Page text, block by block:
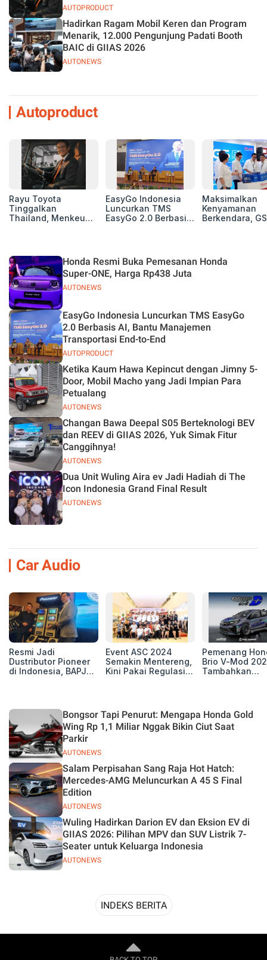
AUTOPRODUCT
AUTONEWS
Hadirkan Ragam Mobil Keren dan Program
Menarik, 12.000 Pengunjung Padati Booth
BAIC di GIIAS 2026
Autoproduct
Rayu Toyota
Tinggalkan
Thailand, Menkeu
Basis Produksi
ASEAN
EasyGo Indonesia
Luncurkan TMS
EasyGo 2.0 Berbasis
Maksimalkan
Kenyamanan
Berkendara,
2026
AUTONEWS
Honda Resmi Buka Pemesanan Honda
Super-ONE, Harga Rp438 Juta
AUTOPRODUCT
EasyGo Indonesia Luncurkan TMS EasyGo
2.0 Berbasis AI, Bantu Manajemen
Transportasi End-to-End
AUTONEWS
Ketika Kaum Hawa Kepincut dengan Jimny 5-
Door, Mobil Macho yang Jadi Impian Para
Petualang
AUTONEWS
Changan Bawa Deepal S05 Berteknologi BEV
dan REEV di GIIAS 2026, Yuk Simak Fitur
Canggihnya!
AUTONEWS
Dua Unit Wuling Aira ev Jadi Hadiah di The
Icon Indonesia Grand Final Result
Car Audio
Resmi Jadi
Dustributor Pioneer
di Indonesia, BAPJ
Event ASC 2024
Semakin Mentereng,
Kini Pakai Regulasi
Pemenang
Brio V-Mod
Tambahkan
AUTONEWS
Bongsor Tapi Penurut: Mengapa Honda Gold
Wing Rp 1,1 Miliar Nggak Bikin Ciut Saat
Parkir
AUTONEWS
Salam Perpisahan Sang Raja Hot Hatch:
Mercedes-AMG Meluncurkan A 45 S Final
Edition
AUTONEWS
Wuling Hadirkan Darion EV dan Eksion EV di
GIIAS 2026: Pilihan MPV dan SUV Listrik 7-
Seater untuk Keluarga Indonesia
INDEKS BERITA